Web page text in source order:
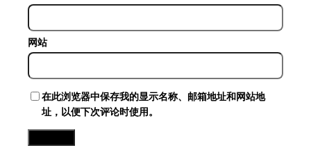
网站
在此浏览器中保存我的显示名称、邮箱地址和网站地
址，以便下次评论时使用。